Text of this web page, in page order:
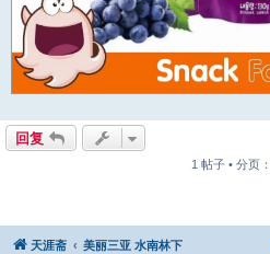
回复
1 帖子 • 分页：
天涯斋 美丽三亚 水南林下